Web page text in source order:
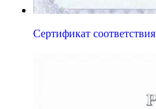
Сертификат соответствия